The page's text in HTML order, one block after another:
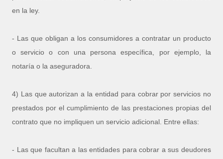
en la ley.
- Las que obligan a los consumidores a contratar un producto
o servicio o con una persona específica, por ejemplo, la
notaría o la aseguradora.
4) Las que autorizan a la entidad para cobrar por servicios no
prestados por el cumplimiento de las prestaciones propias del
contrato que no impliquen un servicio adicional. Entre ellas:
- Las que facultan a las entidades para cobrar a sus deudores